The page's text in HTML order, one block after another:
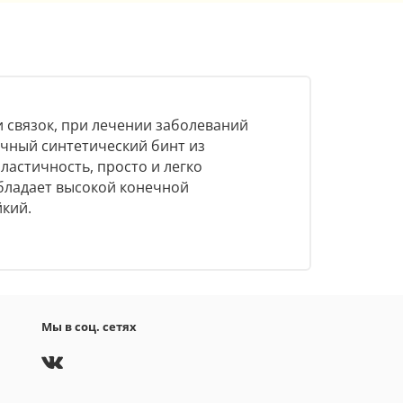
при лечении заболеваний
синтетический бинт из
просто и легко
высокой конечной
Мы в соц. сетях